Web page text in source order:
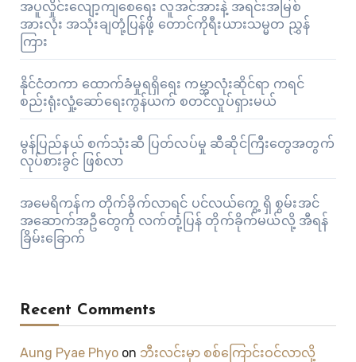
အပူလှိုင်းလျော့ကျစေရေး လူအင်အားနဲ့ အရင်းအမြစ်
အားလုံး အသုံးချတုံ့ပြန်ဖို့ တောင်ကိုရီးယားသမ္မတ ညွှန်
ကြား
နိုင်ငံတကာ ထောက်ခံမှုရရှိရေး ကမ္ဘာလုံးဆိုင်ရာ ကရင်
စည်းရုံးလှုံ့ဆော်ရေးကွန်ယက် စတင်လှုပ်ရှားမယ်
မွန်ပြည်နယ် စက်သုံးဆီ ပြတ်လပ်မှု ဆီဆိုင်ကြီးတွေအတွက်
လုပ်စားခွင် ဖြစ်လာ
အမေရိကန်က တိုက်ခိုက်လာရင် ပင်လယ်ကွေ့ ရှိ စွမ်းအင်
အဆောက်အဦတွေကို လက်တုံ့ပြန် တိုက်ခိုက်မယ်လို့ အီရန်
ခြိမ်းခြောက်
Recent Comments
Aung Pyae Phyoon ဘီးလင်းမှာ စစ်ကြောင်းဝင်လာလို့